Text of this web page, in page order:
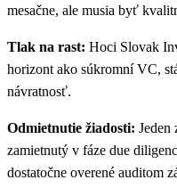
mesačne, ale musia byť
Tlak na rast: Hoci Slovak
horizont ako súkromní VC,
návratnosť.
Odmietnutie žiadosti: Jeden
zamietnutý v fáze due
dostatočne overené auditom